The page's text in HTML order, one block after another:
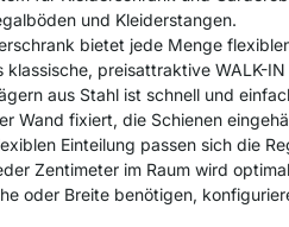
und Kleiderstangen.
bietet jede Menge
klassische, preisattraktive WALK-
aus Stahl ist schnell und
Wand fixiert, die Schienen
Einteilung passen sich die
Zentimeter im Raum wird
oder Breite benötigen,